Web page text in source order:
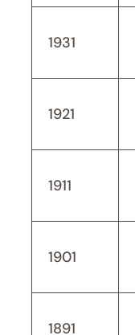
1931
1921
1911
1901
1891